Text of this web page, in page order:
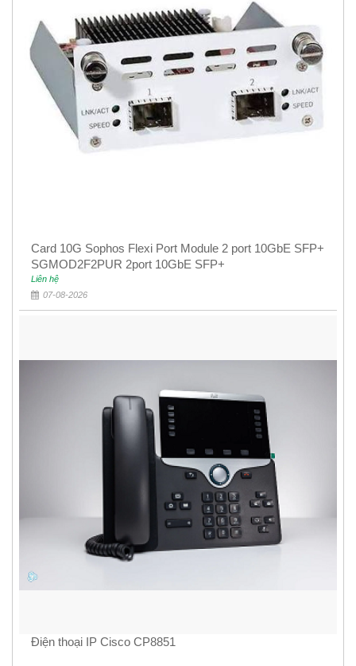
Card 10G Sophos Flexi Port Module 2 port 10GbE SFP+
SGMOD2F2PUR 2port 10GbE SFP+
Liên hệ
07-08-2026
Điện thoại IP Cisco CP8851